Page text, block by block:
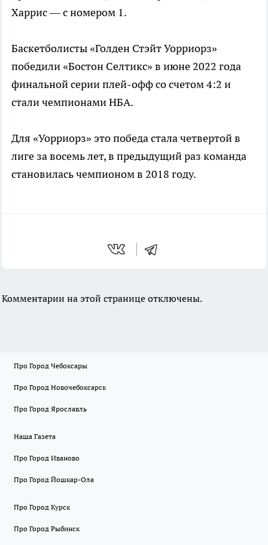
Харрис — с номером 1.
Баскетболисты «Голден Стэйт Уорриорз»
победили «Бостон Селтикс» в июне 2022 года
финальной серии плей-офф со счетом 4:2 и
стали чемпионами НБА.
Для «Уорриорз» это победа стала четвертой в
лиге за восемь лет, в предыдущий раз команда
становилась чемпионом в 2018 году.
Комментарии на этой странице отключены.
Про Город Чебоксары
Про Город Новочебоксарск
Про Город Ярославль
Наша Газета
Про Город Иваново
Про Город Йошкар-Ола
Про Город Курск
Про Город Рыбинск